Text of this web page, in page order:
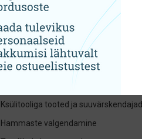
Hambaharjad- pastad ja suuveed
Elektrilised hambaharjad, irrigaatorid ja
otsikud
Hambavaheharjad ja hambaniidid
Ksülitooliga tooted ja suuvärskendajad
Hammaste valgendamine